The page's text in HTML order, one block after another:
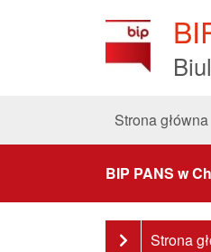
Strona główna
BIP PANS w
Strona